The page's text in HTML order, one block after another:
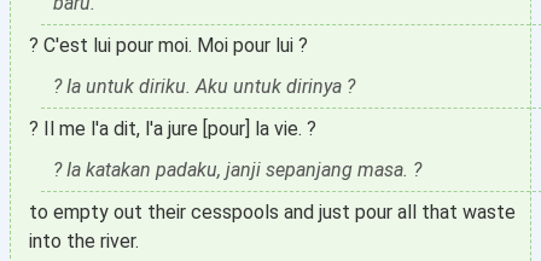
? C'est lui pour moi. Moi pour lui ?
? Ia untuk diriku. Aku untuk dirinya ?
? Il me l'a dit, l'a jure [pour] la vie. ?
? Ia katakan padaku, janji sepanjang masa. ?
to empty out their cesspools and just pour all that waste
into the river.